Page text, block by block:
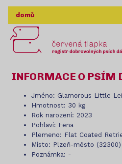
domů
INFORMACE O PSÍM
Jméno: Glamorous Little
Hmotnost: 30 kg
Rok narození: 2023
Pohlaví: Fena
Plemeno: Flat Coated
Místo: Plzeň-město (32300)
Poznámka: -